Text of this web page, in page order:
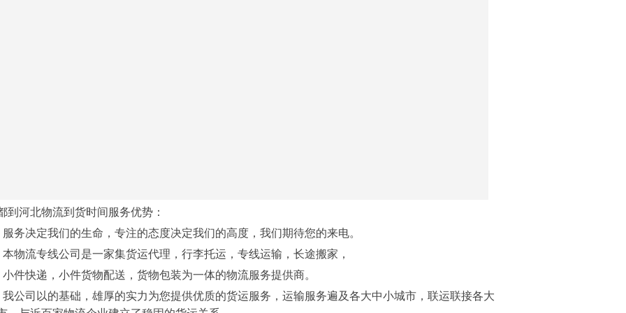
到河北物流到货时间服务优势：
服务决定我们的生命，专注的态度决定我们的高度，我们期待您的来电。
本物流专线公司是一家集货运代理，行李托运，专线运输，长途搬家，
小件快递，小件货物配送，货物包装为一体的物流服务提供商。
我公司以的基础，雄厚的实力为您提供优质的货运服务，运输服务遍及各大中小城市，联运联接各大